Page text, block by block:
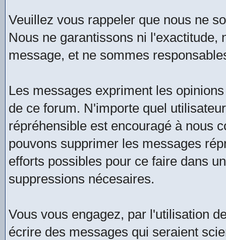
Veuillez vous rappeler que nous ne
Nous ne garantissons ni l'exactitude,
message, et ne sommes
Les messages expriment les
de ce forum. N'importe quel
répréhensible est encouragé à nous
pouvons supprimer les messages
efforts possibles pour ce faire dans
suppressions nécesaires.
Vous vous engagez, par l'utilisation
écrire des messages qui seraient